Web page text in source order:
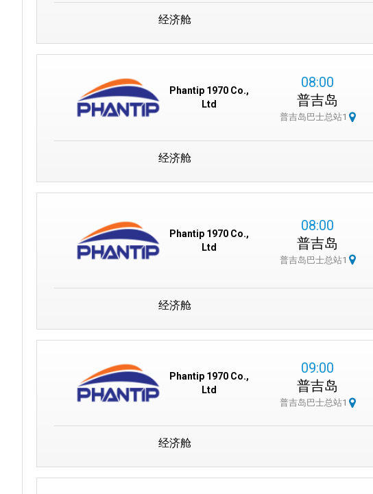
经济舱
Phantip 1970 Co.,
Ltd
08:00
普吉岛
普吉岛巴士总站1
经济舱
Phantip 1970 Co.,
Ltd
08:00
普吉岛
普吉岛巴士总站1
经济舱
Phantip 1970 Co.,
Ltd
09:00
普吉岛
普吉岛巴士总站1
经济舱